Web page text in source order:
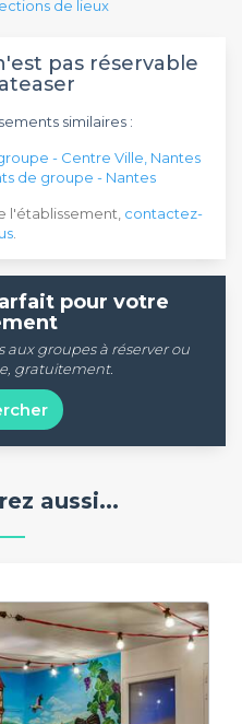
de lieux
pas réservable
similaires :
- Centre Ville, Nantes
de groupe - Nantes
l'établissement, contactez-
pour votre
aux groupes à réserver ou
gratuitement.
aussi...